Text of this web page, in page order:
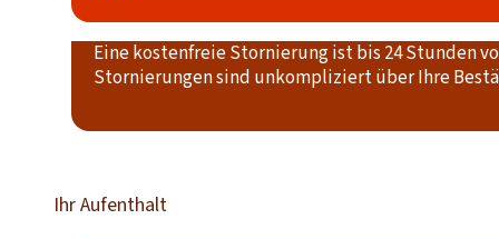
Eine kostenfreie Stornierung ist bis 24 Stunden
Stornierungen sind unkompliziert über Ihre
Ihr Aufenthalt